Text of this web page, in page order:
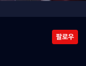
팔로우